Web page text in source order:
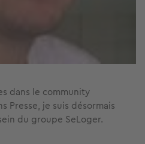
dans le community
Presse, je suis désormais
du groupe SeLoger.